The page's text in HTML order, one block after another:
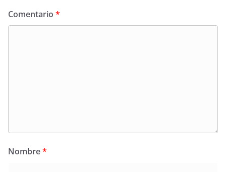
Comentario *
Nombre*